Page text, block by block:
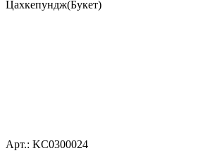
Цахкепундж(Букет)
Арт.: KC0300024